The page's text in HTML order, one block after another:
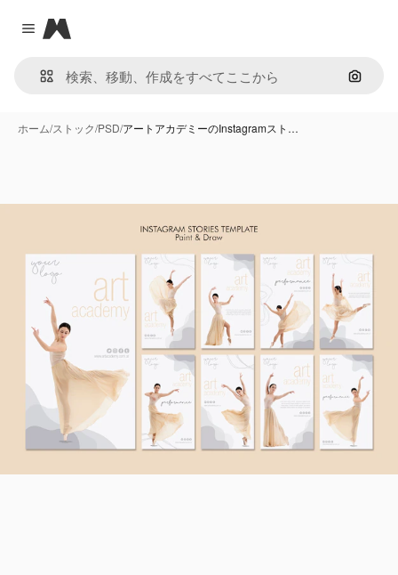
Close menu
Magnific
画像で
ホーム/ストック/PSD/アートアカデミーのInstagramスト…